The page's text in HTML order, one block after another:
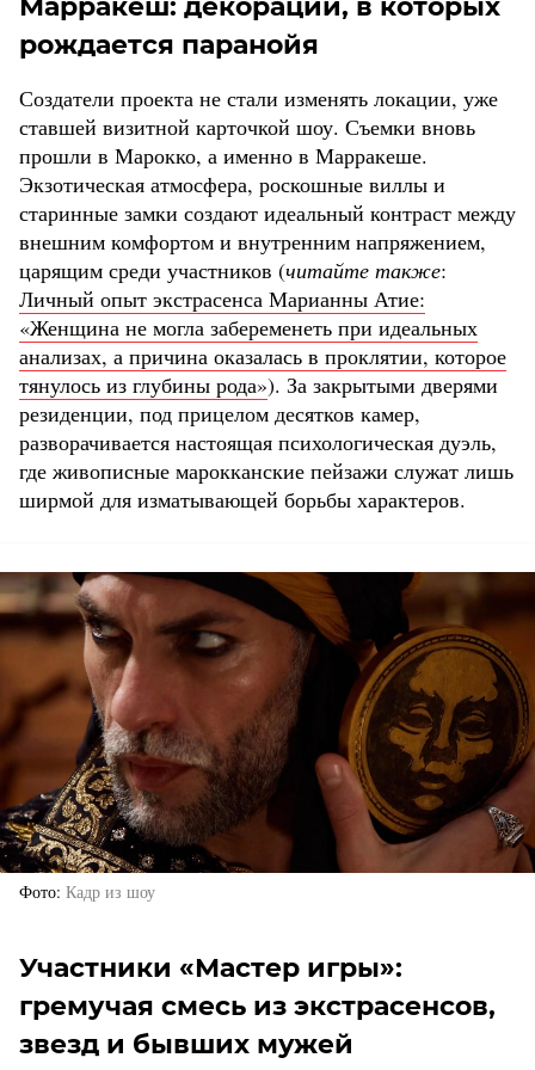
рождается паранойя
Создатели проекта не стали изменять локации, уже
ставшей визитной карточкой шоу. Съемки вновь
прошли в Марокко, а именно в Марракеше.
Экзотическая атмосфера, роскошные виллы и
старинные замки создают идеальный контраст между
внешним комфортом и внутренним напряжением,
царящим среди участников (читайте также:
Личный опыт экстрасенса Марианны Атие:
«Женщина не могла забеременеть при идеальных
анализах, а причина оказалась в проклятии, которое
тянулось из глубины рода»). За закрытыми дверями
резиденции, под прицелом десятков камер,
разворачивается настоящая психологическая дуэль,
где живописные марокканские пейзажи служат лишь
ширмой для изматывающей борьбы характеров.
Фото Кадр из шоу
Участники «Мастер игры»:
гремучая смесь из экстрасенсов,
звезд и бывших мужей